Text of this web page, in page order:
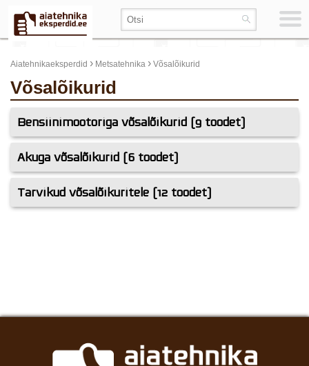
Aiatehnikaeksperdid › Metsatehnika › Võsalõikurid
Võsalõikurid
Bensiinimootoriga võsalõikurid (9 toodet)
Akuga võsalõikurid (6 toodet)
Tarvikud võsalõikuritele (12 toodet)